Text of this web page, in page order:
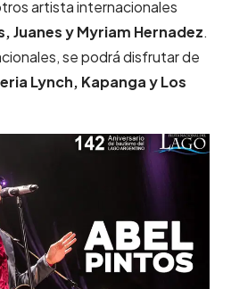
artista internacionales
Juanes y Myriam Hernadez.
se podrá disfrutar de
Lynch, Kapanga y Los